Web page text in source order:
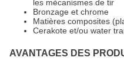
les mécanismes de tir
Bronzage et chrome
Matières composites
Cerakote et/ou water
AVANTAGES DES